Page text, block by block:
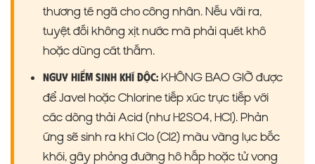
thương té ngã cho công nhân. Nếu vãi ra,
tuyệt đối không xịt nước mà phải quét khô
hoặc dùng cát thấm.
Nguy hiểm sinh khí độc:KHÔNG BAO GIỜ được
để Javel hoặc Chlorine tiếp xúc trực tiếp với
các dòng thải Acid (như H2SO4, HCl). Phản
ứng sẽ sinh ra khí Clo (Cl2) màu vàng lục bốc
khói, gây phỏng đường hô hấp hoặc tử vong